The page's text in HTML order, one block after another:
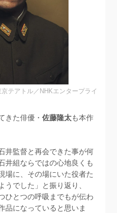
テアトル／NHKエンタープライ
きた俳優・ 佐藤隆太も本作
井監督と再会できた事が何
井組ならではの心地良くも
場に、その場にいた役者た
うでした」と振り返り、
ひとつの呼吸までもが伝わ
品になっていると思いま